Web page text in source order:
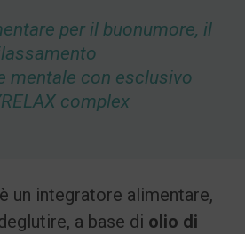
per il buonumore, il
mentale con esclusivo
complex
è un integratore alimentare,
a base di olio di